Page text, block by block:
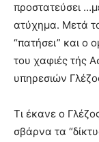
προστατεύσει
ατύχημα. Μετά
“πατήσει” και ο
του χαφιές τής
υπηρεσιών
Τι έκανε ο
σβάρνα τα